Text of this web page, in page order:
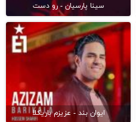
سینا پارسیان - رو دست
ایوان بند - عزیزم باریکلا